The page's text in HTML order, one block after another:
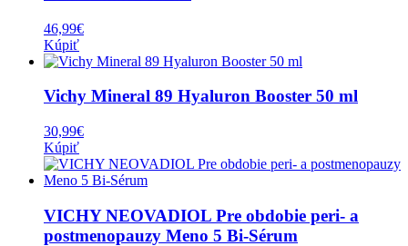
46,99€
Kúpiť
Vichy Mineral 89 Hyaluron Booster 50 ml
30,99€
Kúpiť
VICHY NEOVADIOL Pre obdobie peri- a
postmenopauzy Meno 5 Bi-Sérum